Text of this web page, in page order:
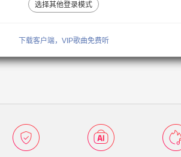
选择其他登录模式
下载客户端，VIP歌曲免费听